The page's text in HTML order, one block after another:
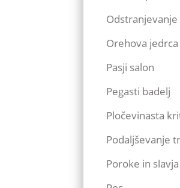
Orehova jedrca
Pasji salon
Pegasti badelj
Pločevinasta
Podaljševanje
Poroke in slavja